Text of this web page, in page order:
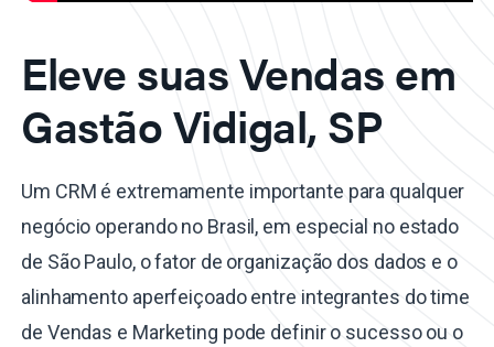
Eleve suas Vendas em
Gastão Vidigal, SP
Um CRM é extremamente importante para qualquer
negócio operando no Brasil, em especial no estado
de São Paulo, o fator de organização dos dados e o
alinhamento aperfeiçoado entre integrantes do time
de Vendas e Marketing pode definir o sucesso ou o